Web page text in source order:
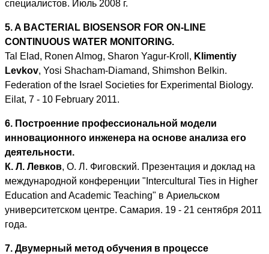
специалистов. Июль 2008 г.
5. A BACTERIAL BIOSENSOR FOR ON-LINE
CONTINUOUS WATER MONITORING.
Tal Elad, Ronen Almog, Sharon Yagur-Kroll, Klimentiy
Levkov, Yosi Shacham-Diamand, Shimshon Belkin.
Federation of the Israel Societies for Experimental Biology.
Eilat, 7 - 10 February 2011.
6. Построенние профессиональной модели
инновационного инженера на основе анализа его
деятельности.
К. Л. Левков, О. Л. Фиговский. Презентация и доклад на
международной конференции "Intercultural Ties in Higher
Education and Academic Teaching" в Ариельском
университетском центре. Самария. 19 - 21 cентября 2011
года.
7. Двумерный метод обучения в процессе